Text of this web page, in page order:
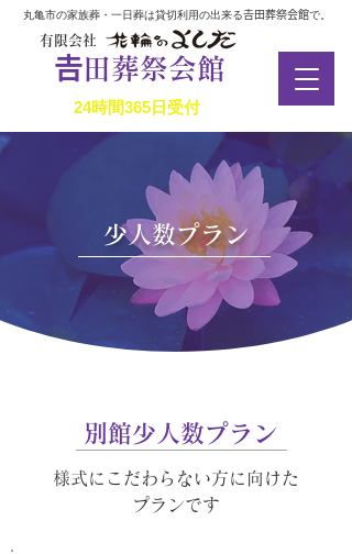
丸亀市の家族葬・一日葬は貸切利用の出来る𠮷田葬祭会館で。
有限会社
​𠮷田葬祭会館
24時間365日受付
少人数プラン
別館少人数プラン
様式にこだわらない方に向けた
プランです